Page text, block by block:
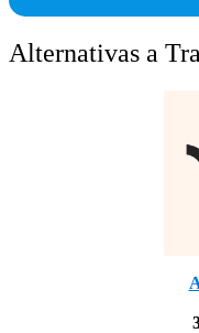
Alternativas a